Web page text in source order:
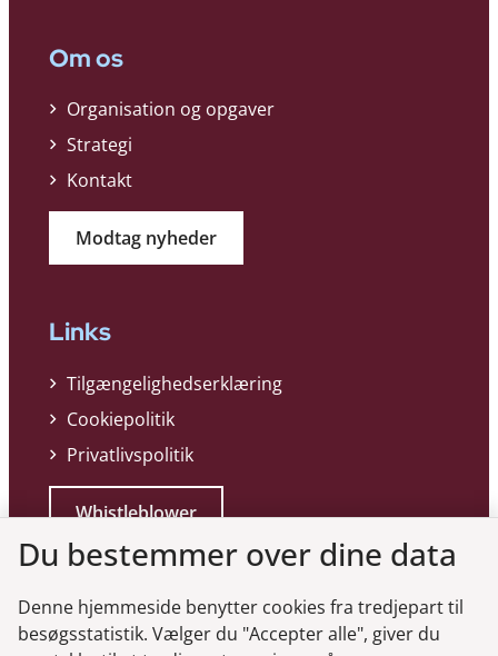
Om os
Organisation og opgaver
Strategi
Kontakt
Modtag nyheder
Links
Tilgængelighedserklæring
Cookiepolitik
Privatlivspolitik
Whistleblower
Du bestemmer over dine data
Denne hjemmeside benytter cookies fra tredjepart til
besøgsstatistik. Vælger du "Accepter alle", giver du